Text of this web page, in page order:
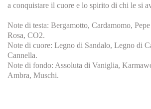
a conquistare il cuore e lo spirito di chi le si
Note di testa: Bergamotto, Cardamomo,
Rosa, CO2.
Note di cuore: Legno di Sandalo, Legno di
Cannella.
Note di fondo: Assoluta di Vaniglia,
Ambra, Muschi.